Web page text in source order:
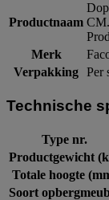
Productnaam
Merk
Verpakking Per
Technische
Type nr.
Productgewicht
Totale hoogte
Soort